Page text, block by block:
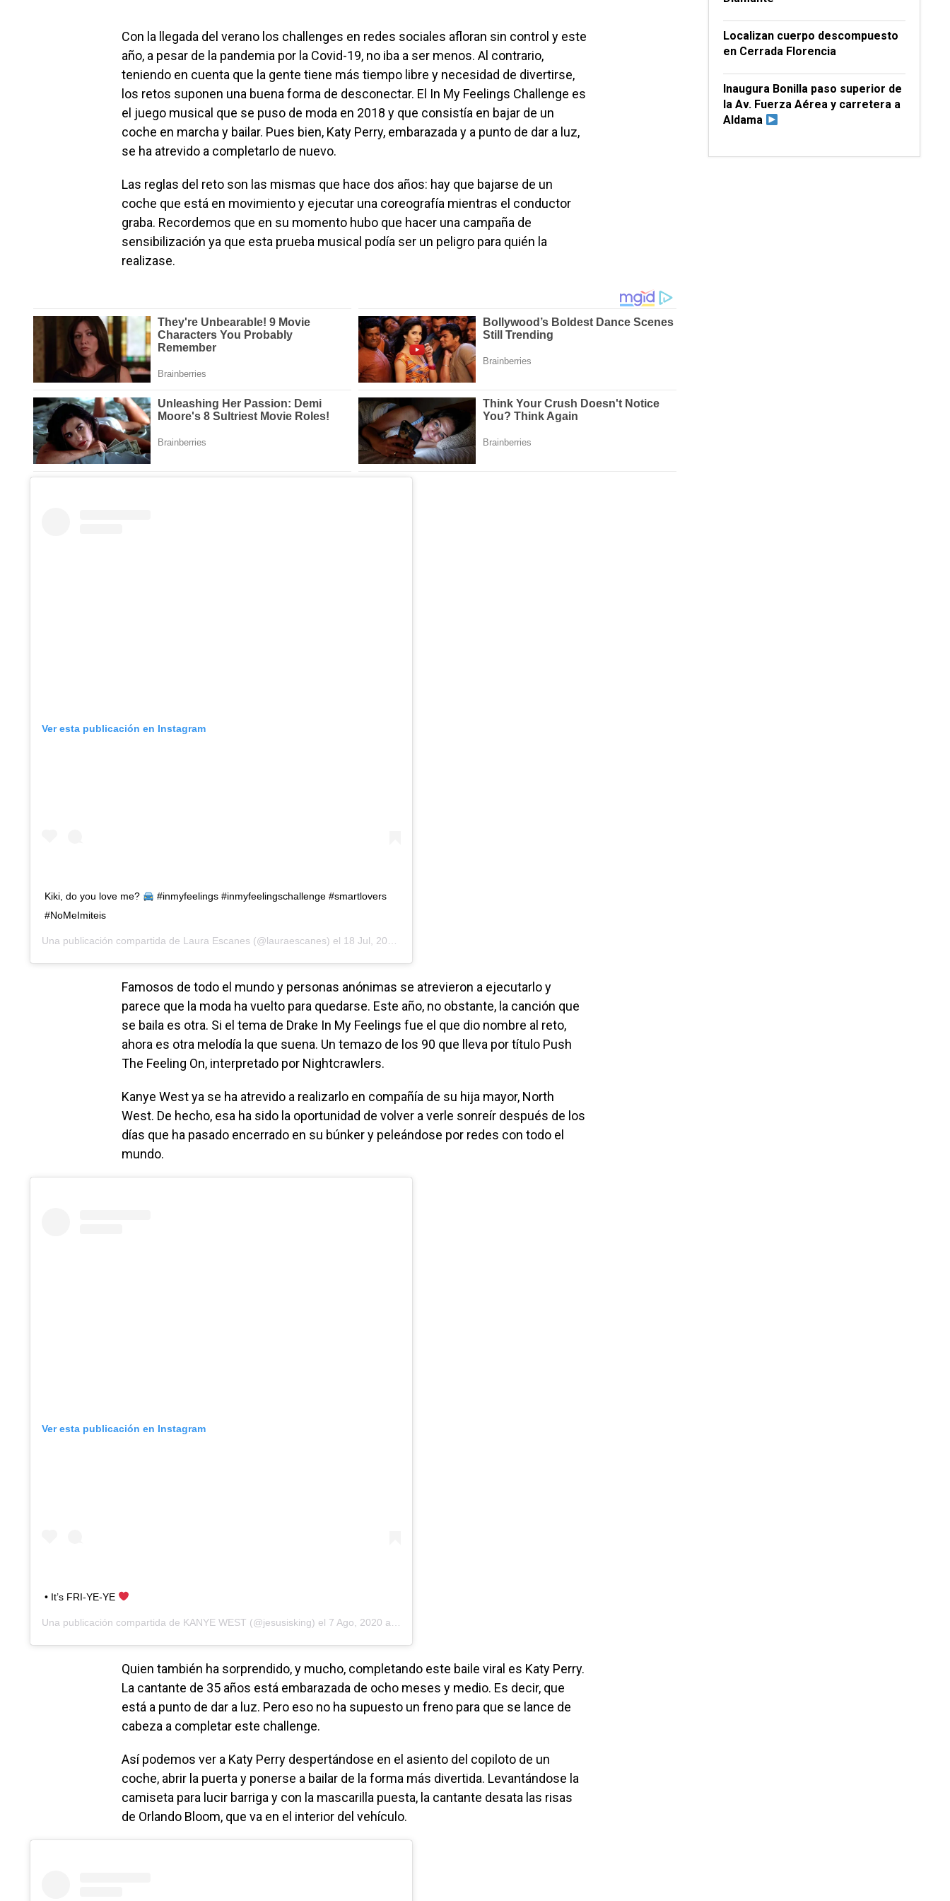
Con la llegada del verano los challenges en redes sociales afloran sin control y este
año, a pesar de la pandemia por la Covid-19, no iba a ser menos. Al contrario,
teniendo en cuenta que la gente tiene más tiempo libre y necesidad de divertirse,
los retos suponen una buena forma de desconectar. El In My Feelings Challenge es
el juego musical que se puso de moda en 2018 y que consistía en bajar de un
coche en marcha y bailar. Pues bien, Katy Perry, embarazada y a punto de dar a luz,
se ha atrevido a completarlo de nuevo.
Las reglas del reto son las mismas que hace dos años: hay que bajarse de un
coche que está en movimiento y ejecutar una coreografía mientras el conductor
graba. Recordemos que en su momento hubo que hacer una campaña de
sensibilización ya que esta prueba musical podía ser un peligro para quién la
realizase.
Ver esta publicación en Instagram
Kiki, do you love me?
#inmyfeelings #inmyfeelingschallenge #smartlovers
#NoMeImiteis
Una publicación compartida de Laura Escanes (@lauraescanes) el 18 Jul, 2018 a las 9:59 PDT
Famosos de todo el mundo y personas anónimas se atrevieron a ejecutarlo y
parece que la moda ha vuelto para quedarse. Este año, no obstante, la canción que
se baila es otra. Si el tema de Drake In My Feelings fue el que dio nombre al reto,
ahora es otra melodía la que suena. Un temazo de los 90 que lleva por título Push
The Feeling On, interpretado por Nightcrawlers.
Kanye West ya se ha atrevido a realizarlo en compañía de su hija mayor, North
West. De hecho, esa ha sido la oportunidad de volver a verle sonreír después de los
días que ha pasado encerrado en su búnker y peleándose por redes con todo el
mundo.
Ver esta publicación en Instagram
• It’s FRI-YE-YE
Una publicación compartida de KANYE WEST (@jesusisking) el 7 Ago, 2020 a las 5:57 PDT
Quien también ha sorprendido, y mucho, completando este baile viral es Katy Perry.
La cantante de 35 años está embarazada de ocho meses y medio. Es decir, que
está a punto de dar a luz. Pero eso no ha supuesto un freno para que se lance de
cabeza a completar este challenge.
Así podemos ver a Katy Perry despertándose en el asiento del copiloto de un
coche, abrir la puerta y ponerse a bailar de la forma más divertida. Levantándose la
camiseta para lucir barriga y con la mascarilla puesta, la cantante desata las risas
de Orlando Bloom, que va en el interior del vehículo.
Localizan cuerpo descompuesto
en Cerrada Florencia
Inaugura Bonilla paso superior de
la Av. Fuerza Aérea y carretera a
Aldama